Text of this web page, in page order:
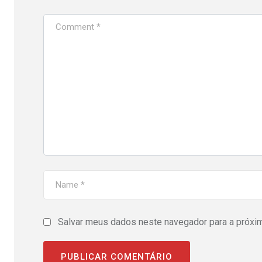
Salvar meus dados neste navegador para a